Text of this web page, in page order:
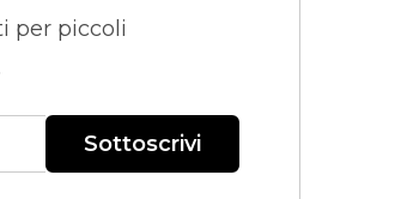
per piccoli
Sottoscrivi